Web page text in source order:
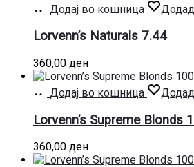
Додај во кошница
Lorvenn’s Naturals 7.44
360,00 ден
Додај во кошница
Lorvenn’s Supreme Blonds
360,00 ден